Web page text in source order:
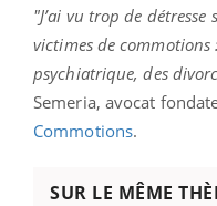
"J’ai vu trop de détresse
victimes de
psychiatrique, des
Semeria, avocat
Commotions.
SUR LE MÊME